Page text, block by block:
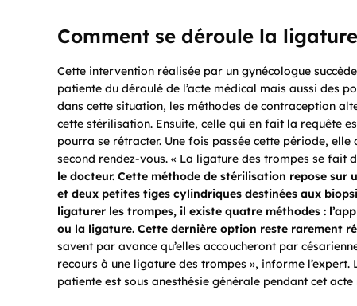
Comment se déroule la
Cette intervention réalisée par un gynécologue
patiente du déroulé de l’acte médical mais aussi des
dans cette situation, les méthodes de contraception
cette stérilisation. Ensuite, celle qui en fait la requête
pourra se rétracter. Une fois passée cette période,
second rendez-vous. « La ligature des trompes se fait
le docteur. Cette méthode de stérilisation repose
et deux petites tiges cylindriques destinées aux
ligaturer les trompes, il existe quatre méthodes :
ou la ligature. Cette dernière option reste rarement
savent par avance qu’elles accoucheront par
recours à une ligature des trompes », informe l’expert.
patiente est sous anesthésie générale pendant cet